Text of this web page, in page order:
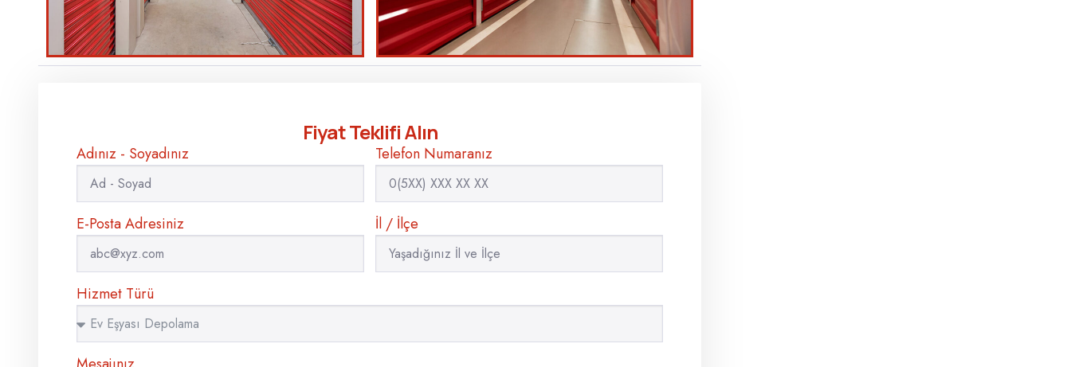
Fiyat Teklifi Alın
Adınız - Soyadınız Telefon Numaranız
E-Posta Adresiniz İl / İlçe
Hizmet Türü